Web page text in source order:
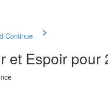
Continue
et Espoir pour